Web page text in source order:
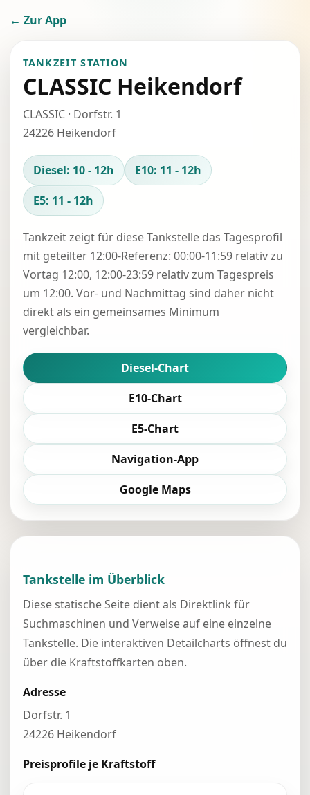
← Zur App
TANKZEIT STATION
CLASSIC Heikendorf
CLASSIC · Dorfstr. 1
24226 Heikendorf
Diesel: 10 - 12h
E10: 11 - 12h
E5: 11 - 12h
Tankzeit zeigt für diese Tankstelle das Tagesprofil
mit geteilter 12:00-Referenz: 00:00-11:59 relativ zu
Vortag 12:00, 12:00-23:59 relativ zum Tagespreis
um 12:00. Vor- und Nachmittag sind daher nicht
direkt als ein gemeinsames Minimum
vergleichbar.
Diesel-Chart
E10-Chart
E5-Chart
Navigation-App
Google Maps
Tankstelle im Überblick
Diese statische Seite dient als Direktlink für
Suchmaschinen und Verweise auf eine einzelne
Tankstelle. Die interaktiven Detailcharts öffnest du
über die Kraftstoffkarten oben.
Adresse
Dorfstr. 1
24226 Heikendorf
Preisprofile je Kraftstoff